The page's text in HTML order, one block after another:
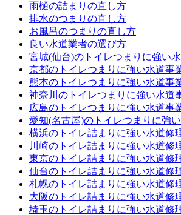
雨樋の詰まりの直し方
排水のつまりの直し方
お風呂のつまりの直し方
良い水道業者の選び方
宮城(仙台)のトイレつまりに強い
京都のトイレつまりに強い水道事
熊本のトイレつまりに強い水道事
神奈川のトイレつまりに強い水道
広島のトイレつまりに強い水道事
愛知(名古屋)のトイレつまりに強
横浜のトイレ詰まりに強い水道修
川崎のトイレ詰まりに強い水道修
東京のトイレ詰まりに強い水道修
仙台のトイレ詰まりに強い水道修
札幌のトイレ詰まりに強い水道修
大阪のトイレ詰まりに強い水道修
埼玉のトイレ詰まりに強い水道修